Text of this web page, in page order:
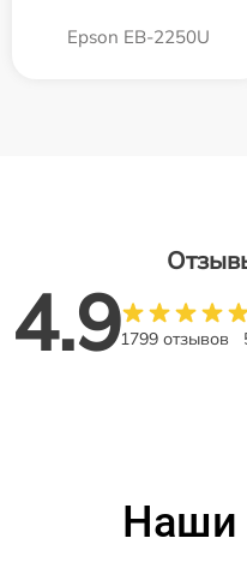
Epson EB-2250U
4.91799 отзывов
Наши